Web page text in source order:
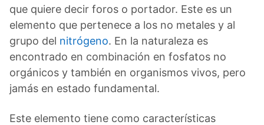
que quiere decir foros o portador. Este es un
elemento que pertenece a los no metales y al
grupo del nitrógeno. En la naturaleza es
encontrado en combinación en fosfatos no
orgánicos y también en organismos vivos, pero
jamás en estado fundamental.
Este elemento tiene como características